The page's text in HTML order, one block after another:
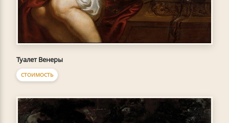
Туалет Венеры
СТОИМОСТЬ